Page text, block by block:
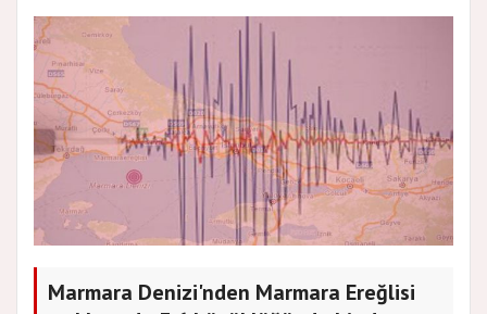
Marmara Denizi'nden Marmara Ereğlisi